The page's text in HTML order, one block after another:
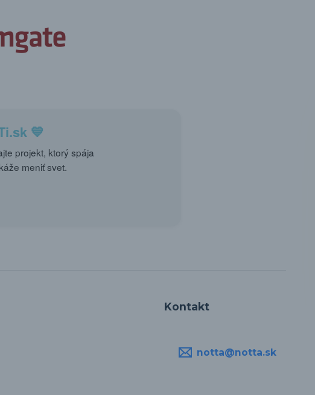
💙
projekt, ktorý spája
meniť svet.
Kontakt
notta@notta.sk